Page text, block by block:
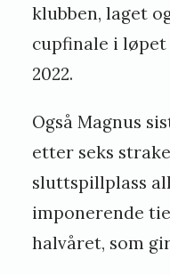
klubben, laget
cupfinale i
2022.
Også Magnus
etter seks
sluttspillplass
imponerende
halvåret, som